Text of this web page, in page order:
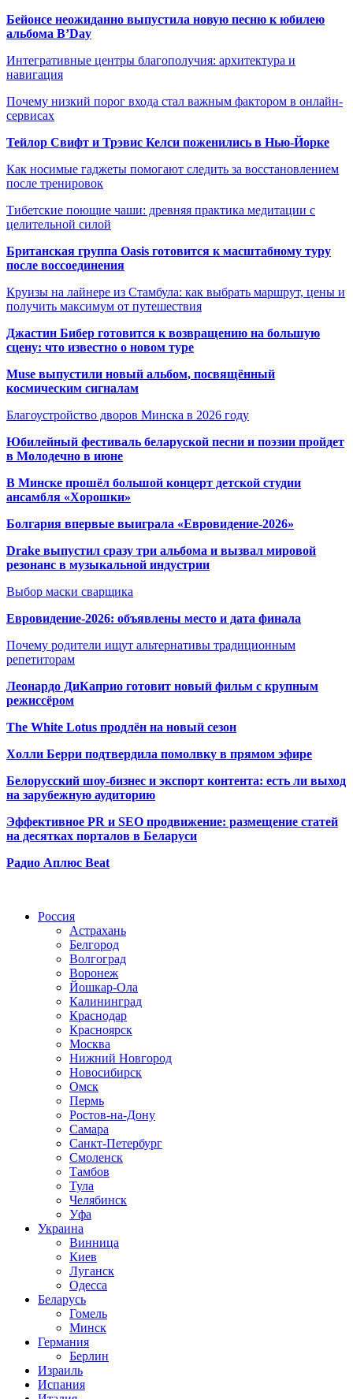
Бейонсе неожиданно выпустила новую песню к юбилею
альбома B’Day
Интегративные центры благополучия: архитектура и
навигация
Почему низкий порог входа стал важным фактором в онлайн-
сервисах
Тейлор Свифт и Трэвис Келси поженились в Нью-Йорке
Как носимые гаджеты помогают следить за восстановлением
после тренировок
Тибетские поющие чаши: древняя практика медитации с
целительной силой
Британская группа Oasis готовится к масштабному туру
после воссоединения
Круизы на лайнере из Стамбула: как выбрать маршрут, цены и
получить максимум от путешествия
Джастин Бибер готовится к возвращению на большую
сцену: что известно о новом туре
Muse выпустили новый альбом, посвящённый
космическим сигналам
Благоустройство дворов Минска в 2026 году
Юбилейный фестиваль беларуской песни и поэзии пройдет
в Молодечно в июне
В Минске прошёл большой концерт детской студии
ансамбля «Хорошки»
Болгария впервые выиграла «Евровидение-2026»
Drake выпустил сразу три альбома и вызвал мировой
резонанс в музыкальной индустрии
Выбор маски сварщика
Евровидение-2026: объявлены место и дата финала
Почему родители ищут альтернативы традиционным
репетиторам
Леонардо ДиКаприо готовит новый фильм с крупным
режиссёром
The White Lotus продлён на новый сезон
Холли Берри подтвердила помолвку в прямом эфире
Белорусский шоу-бизнес и экспорт контента: есть ли выход
на зарубежную аудиторию
Эффективное PR и SEO продвижение: размещение статей
на десятках порталов в Беларуси
Радио Аплюс Beat
Россия
Астрахань
Белгород
Волгоград
Воронеж
Йошкар-Ола
Калининград
Краснодар
Красноярск
Москва
Нижний Новгород
Новосибирск
Омск
Пермь
Ростов-на-Дону
Самара
Санкт-Петербург
Смоленск
Тамбов
Тула
Челябинск
Уфа
Украина
Винница
Киев
Луганск
Одесса
Беларусь
Гомель
Минск
Германия
Берлин
Израиль
Испания